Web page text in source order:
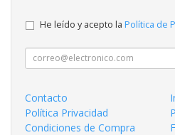
He leído y acepto la Política de
Contacto
Política Privacidad
Condiciones de Compra